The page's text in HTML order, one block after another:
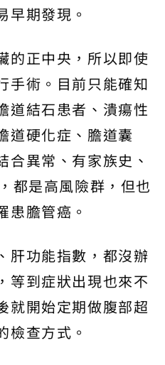
早期發現。
的正中央，所以即使
手術。目前只能確知
道結石患者、潰瘍性
道硬化症、膽道囊
合異常、有家族史、
都是高風險群，但也
患膽管癌。
肝功能指數，都沒辦
等到症狀出現也來不
就開始定期做腹部超
檢查方式。